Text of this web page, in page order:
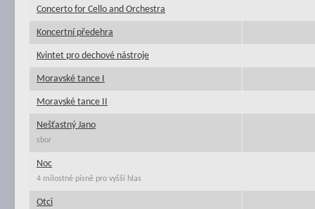
Concerto for Cello and Orchestra
Koncertní předehra
Kvintet pro dechové nástroje
Moravské tance I
Moravské tance II
Nešťastný Jano
sbor
Noc
4 milostné písně pro vyšší hlas
Otci